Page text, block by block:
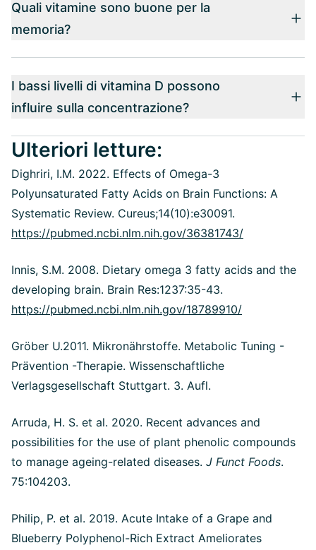
Quali vitamine sono buone per la
memoria?
I bassi livelli di vitamina D possono
influire sulla concentrazione?
Ulteriori letture:
Dighriri, I.M. 2022. Effects of Omega-3
Polyunsaturated Fatty Acids on Brain Functions: A
Systematic Review. Cureus;14(10):e30091.
https://pubmed.ncbi.nlm.nih.gov/36381743/
Innis, S.M. 2008. Dietary omega 3 fatty acids and the
developing brain. Brain Res:1237:35-43.
https://pubmed.ncbi.nlm.nih.gov/18789910/
Gröber U.2011. Mikronährstoffe. Metabolic Tuning -
Prävention -Therapie. Wissenschaftliche
Verlagsgesellschaft Stuttgart. 3. Aufl.
Arruda, H. S. et al. 2020. Recent advances and
possibilities for the use of plant phenolic compounds
to manage ageing-related diseases. J Funct Foods.
75:104203.
Philip, P. et al. 2019. Acute Intake of a Grape and
Blueberry Polyphenol-Rich Extract Ameliorates